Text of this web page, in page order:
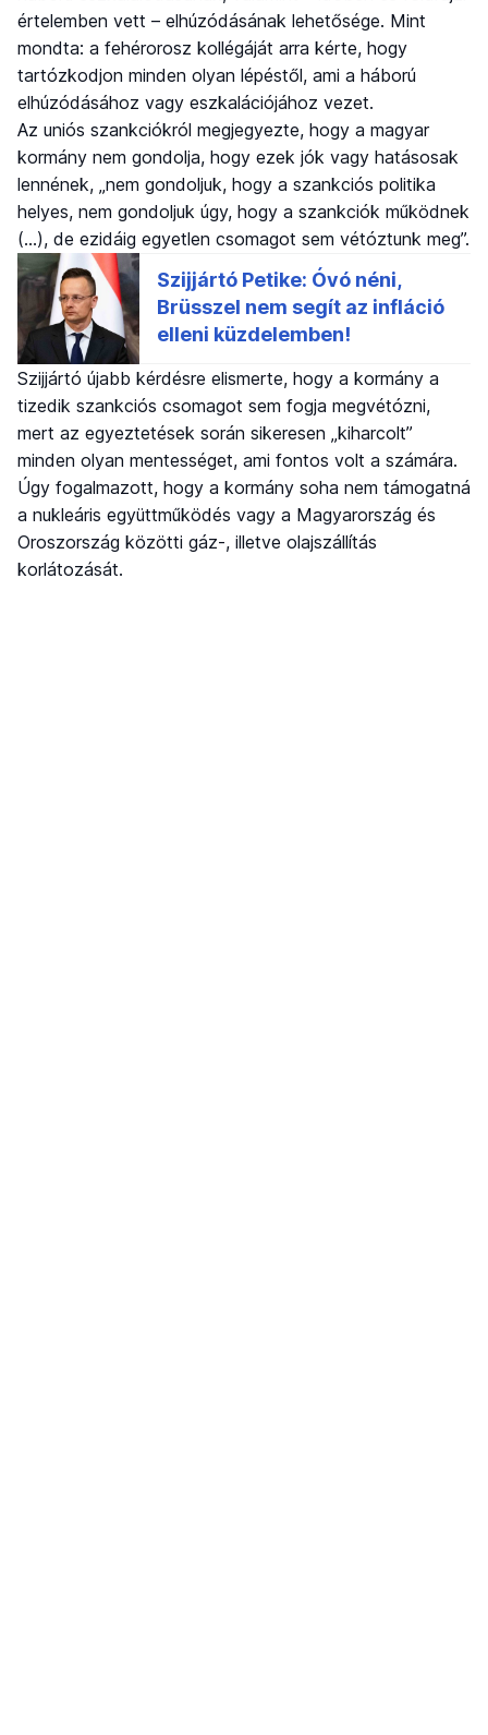
értelemben vett – elhúzódásának lehetősége. Mint
mondta: a fehérorosz kollégáját arra kérte, hogy
tartózkodjon minden olyan lépéstől, ami a háború
elhúzódásához vagy eszkalációjához vezet.
Az uniós szankciókról megjegyezte, hogy a magyar
kormány nem gondolja, hogy ezek jók vagy hatásosak
lennének, „nem gondoljuk, hogy a szankciós politika
helyes, nem gondoljuk úgy, hogy a szankciók működnek
(…), de ezidáig egyetlen csomagot sem vétóztunk meg”.
Szijjártó újabb kérdésre elismerte, hogy a kormány a
tizedik szankciós csomagot sem fogja megvétózni,
mert az egyeztetések során sikeresen „kiharcolt”
minden olyan mentességet, ami fontos volt a számára.
Úgy fogalmazott, hogy a kormány soha nem támogatná
a nukleáris együttműködés vagy a Magyarország és
Oroszország közötti gáz-, illetve olajszállítás
korlátozását.